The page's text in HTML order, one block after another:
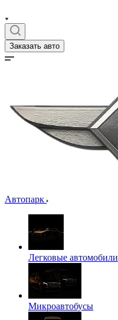
Заказать авто
Автопарк
Легковые автомобили
Микроавтобусы